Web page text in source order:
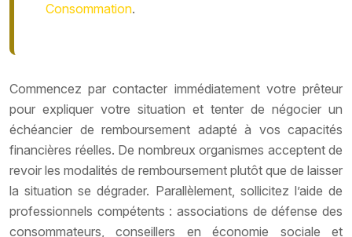
Consommation.
Commencez par contacter immédiatement votre prêteur
pour expliquer votre situation et tenter de négocier un
échéancier de remboursement adapté à vos capacités
financières réelles. De nombreux organismes acceptent de
revoir les modalités de remboursement plutôt que de laisser
la situation se dégrader. Parallèlement, sollicitez l’aide de
professionnels compétents : associations de défense des
consommateurs, conseillers en économie sociale et